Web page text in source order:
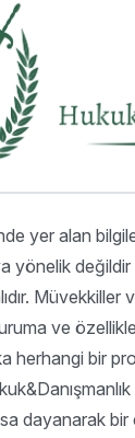
yer alan
yönelik
ve
herhangi bir
dayanarak bir